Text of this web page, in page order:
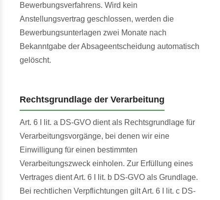
Bewerbungsverfahrens. Wird kein
Anstellungsvertrag geschlossen, werden die
Bewerbungsunterlagen zwei Monate nach
Bekanntgabe der Absageentscheidung automatisch
gelöscht.
Rechtsgrundlage der Verarbeitung
Art. 6 I lit. a DS-GVO dient als Rechtsgrundlage für
Verarbeitungsvorgänge, bei denen wir eine
Einwilligung für einen bestimmten
Verarbeitungszweck einholen. Zur Erfüllung eines
Vertrages dient Art. 6 I lit. b DS-GVO als Grundlage.
Bei rechtlichen Verpflichtungen gilt Art. 6 I lit. c DS-